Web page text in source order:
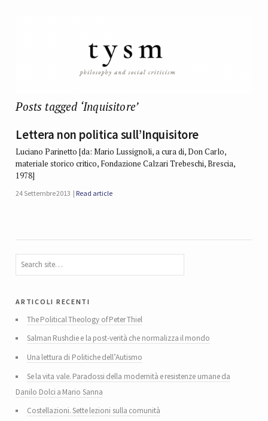
Posts tagged ‘Inquisitore’
Lettera non politica sull’Inquisitore
Luciano Parinetto [da: Mario Lussignoli, a cura di, Don Carlo,
materiale storico critico, Fondazione Calzari Trebeschi, Brescia,
1978]
24 Settembre 2013 Read article
articoli recenti
The Political Theology of Peter Thiel
Salman Rushdie e la post-verità che normalizza il mondo
Una lettura di Politiche dell’Autismo
Se la vita vale. Paradossi della modernità e resistenze umane da
Danilo Dolci a Mario Sanna
Costellazioni. Sette lezioni sulla comunità